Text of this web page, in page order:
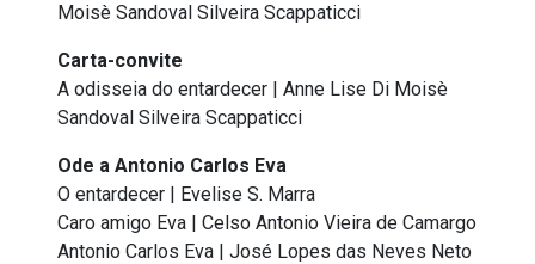
Moisè Sandoval Silveira Scappaticci
Carta-convite
A odisseia do entardecer | Anne Lise Di Moisè
Sandoval Silveira Scappaticci
Ode a Antonio Carlos Eva
O entardecer | Evelise S. Marra
Caro amigo Eva | Celso Antonio Vieira de Camargo
Antonio Carlos Eva | José Lopes das Neves Neto